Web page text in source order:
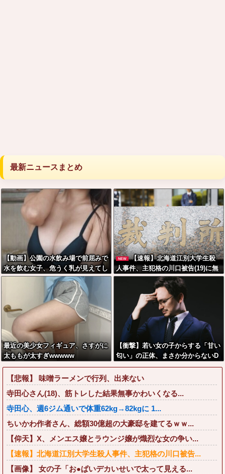
最新ニュースまとめ
【動画】公園の水飲み場で前屈みで
水を飲む女子、危うく乳が見えてし
まう
NEW
【速報】北海道江別大学生殺
人事件、主犯格の川口被告(19)に無
期懲役の判決←これ、妥当だと思
う？？？？？？
最近の美少女フィギュア、さすがに
太ももが太すぎwwwww
【衝撃】若い女の子からする「甘い
匂い」の正体、まさか分からないD
Tなんておらんよな？よな？w w w
w w w w w w w w
【悲報】 味噌ラーメンで行列、出来ない
寺田心さん(18)、筋トレした結果無事かわいくなる...
寺田心、週6ジム通いで体重62kg→82kgに 1...
ちいかわ作者さん、総額30億超の大豪邸を建てるｗｗ...
【仰天】X、メンエス嬢とラウンジ嬢が熾烈な女の争い...
【速報】北海道江別大学生殺人事件、主犯格の川口被告...
【画像】 女の子「お●ぱいデカいせいで太って見える...